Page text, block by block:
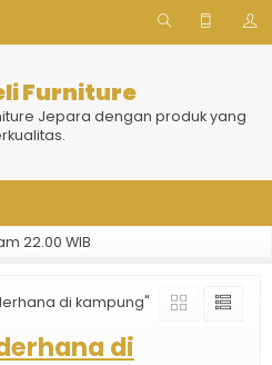
Furniture
Jepara dengan produk yang
22.00 WIB
di kampung"
di